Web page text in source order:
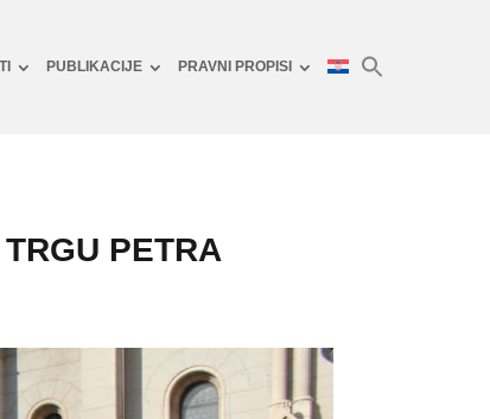
PUBLIKACIJE PRAVNI PROPISI
PETRA